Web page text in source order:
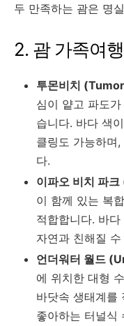
두 만족하는 괌은 명
2. 괌 가족여
투몬비치
심이 얕고 파도
습니다. 바다 색
클링도 가능하며
다.
이파오 비치 파
이 함께 있는 복
적합합니다. 바
자연과 친해질
언더워터 월드
에 위치한 대형
바닷속 생태계를
좋아하는 터널식